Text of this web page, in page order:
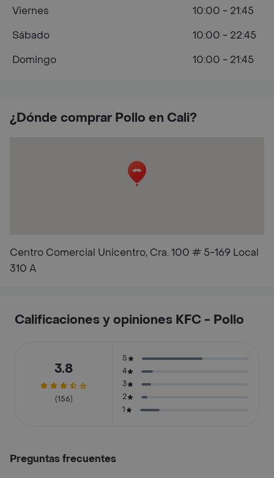
¿Dónde comprar Pollo en Cali?
Centro Comercial Unicentro, Cra. 100 # 5-169 Local
310 A
Viernes
10:00 - 21:45
Sábado
10:00 - 22:45
Domingo
10:00 - 21:45
Calificaciones y opiniones KFC - Pollo
3.8
(156)
5
4
3
2
1
Preguntas frecuentes